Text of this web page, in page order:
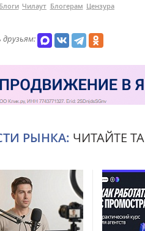
Блоги Чилаут Блогерам Цензура
друзьям:
РЫНКА: ЧИТАЙТЕ